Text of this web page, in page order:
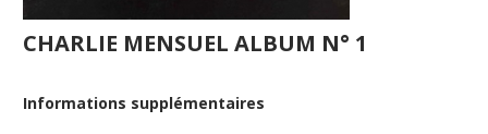
CHARLIE MENSUEL ALBUM N° 1
Informations supplémentaires